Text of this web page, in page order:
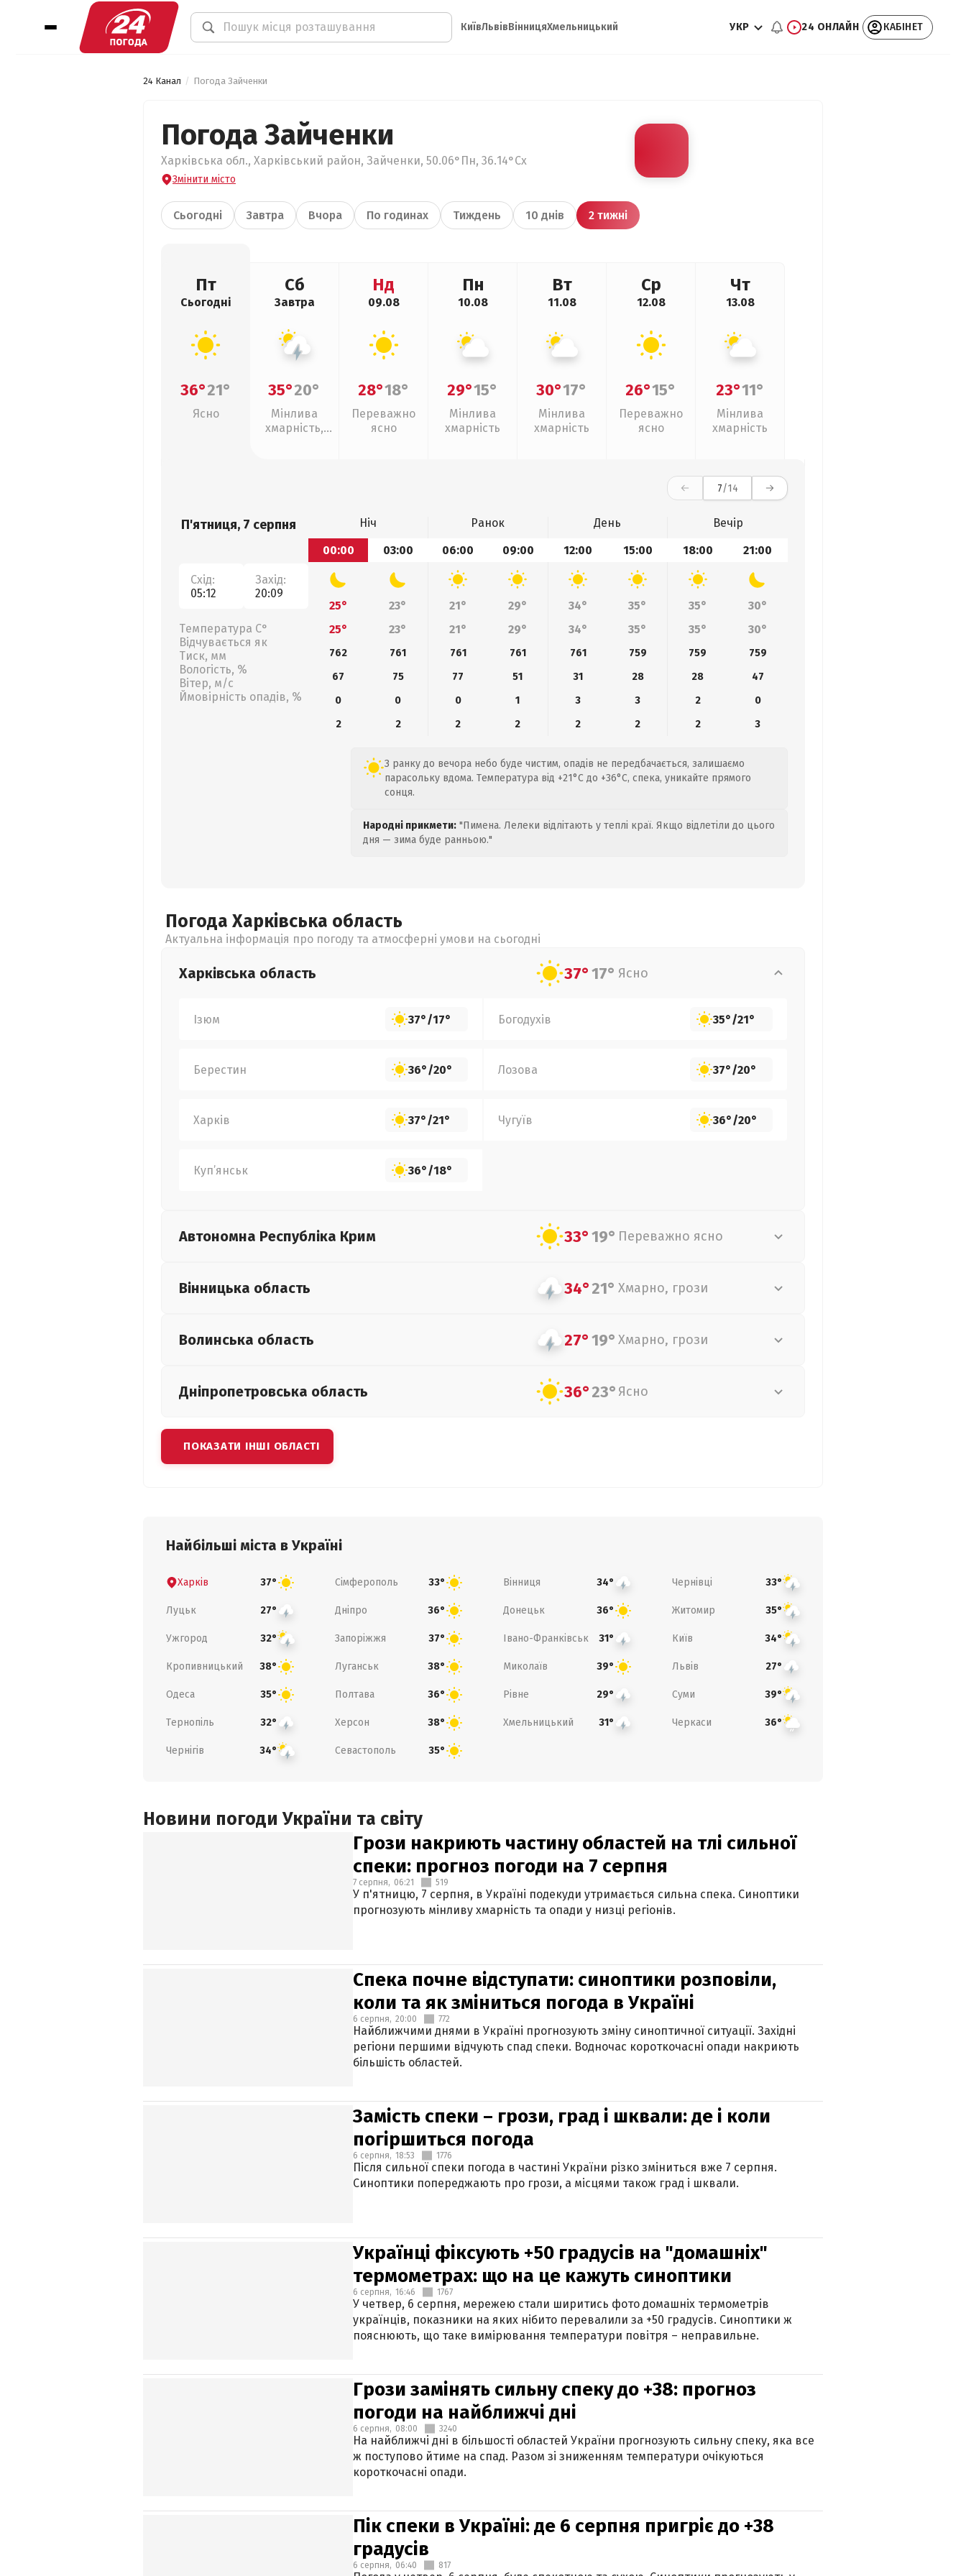
КиївЛьвівВінницяХмельницький УКР 24 ОНЛАЙН КАБІНЕТ
24 Канал Погода Зайченки
Погода Зайченки
Харківська обл., Харківський район, Зайченки, 50.06°Пн, 36.14°Сх
Змінити місто
Сьогодні Завтра Вчора По годинах Тиждень 10 днів 2 тижні
Пт
Сьогодні
36°21°
Ясно
Сб
Завтра
35°20°
Мінлива
хмарність,
Нд
09.08
28°18°
Переважно
ясно
Пн
10.08
29°15°
Мінлива
хмарність
Вт
11.08
30°17°
Мінлива
хмарність
Ср
12.08
26°15°
Переважно
ясно
Чт
13.08
23°11°
Мінлива
хмарність
7/14
П'ятниця, 7 серпня
Схід:
05:12
Захід:
20:09
Температура С°
Відчувається як
Тиск, мм
Вологість, %
Вітер, м/с
Ймовірність опадів, %
Ніч Ранок День
Вечір
00:00
03:00 06:00 09:00 12:00 15:00 18:00 21:00
25° 23° 21° 29° 34° 35° 35°
30°
25°
23° 21° 29° 34° 35° 35° 30°
762 761 761 761 761 759 759
759
67
75 77 51 31 28 28
47
0
0 0 1 3 3 2
0
2
2 2 2 2 2 2 3
З ранку до вечора небо буде чистим, опадів не передбачається, залишаємо
парасольку вдома. Температура від +21°C до +36°C, спека, уникайте прямого
сонця.
Народні прикмети: "Пимена. Лелеки відлітають у теплі краї. Якщо відлетіли до цього
дня — зима буде ранньою."
Погода Харківська область
Актуальна інформація про погоду та атмосферні умови на сьогодні
Харківська область 37°17° Ясно
Ізюм 37°/17° Богодухів 35°/21°
Берестин 36°/20° Лозова 37°/20°
Харків 37°/21° Чугуїв 36°/20°
Куп’янськ 36°/18°
Автономна Республіка Крим 33°19° Переважно ясно
Вінницька область 34°21° Хмарно, грози
Волинська область 27°19° Хмарно, грози
Дніпропетровська область 36°23° Ясно
ПОКАЗАТИ ІНШІ ОБЛАСТІ
Найбільші міста в Україні
Харків 37° Сімферополь 33° Вінниця 34° Чернівці 33°
Луцьк 27° Дніпро 36° Донецьк 36° Житомир 35°
Ужгород 32° Запоріжжя 37° Івано-Франківськ 31° Київ 34°
Кропивницький 38° Луганськ 38° Миколаїв 39° Львів 27°
Одеса 35° Полтава 36° Рівне 29° Суми 39°
Тернопіль 32° Херсон 38° Хмельницький 31° Черкаси 36°
Чернігів 34° Севастополь 35°
Новини погоди України та світу
Грози накриють частину областей на тлі сильної
спеки: прогноз погоди на 7 серпня
7 серпня, 06:21 519
У п'ятницю, 7 серпня, в Україні подекуди утримається сильна спека. Синоптики
прогнозують мінливу хмарність та опади у низці регіонів.
Спека почне відступати: синоптики розповіли,
коли та як зміниться погода в Україні
6 серпня, 20:00 772
Найближчими днями в Україні прогнозують зміну синоптичної ситуації. Західні
регіони першими відчують спад спеки. Водночас короткочасні опади накриють
більшість областей.
Замість спеки – грози, град і шквали: де і коли
погіршиться погода
6 серпня, 18:53 1776
Після сильної спеки погода в частині України різко зміниться вже 7 серпня.
Синоптики попереджають про грози, а місцями також град і шквали.
Українці фіксують +50 градусів на "домашніх"
термометрах: що на це кажуть синоптики
6 серпня, 16:46 1767
У четвер, 6 серпня, мережею стали ширитись фото домашніх термометрів
українців, показники на яких нібито перевалили за +50 градусів. Синоптики ж
пояснюють, що таке вимірювання температури повітря – неправильне.
Грози замінять сильну спеку до +38: прогноз
погоди на найближчі дні
6 серпня, 08:00 3240
На найближчі дні в більшості областей України прогнозують сильну спеку, яка все
ж поступово йтиме на спад. Разом зі зниженням температури очікуються
короткочасні опади.
Пік спеки в Україні: де 6 серпня пригріє до +38
градусів
6 серпня, 06:40 817